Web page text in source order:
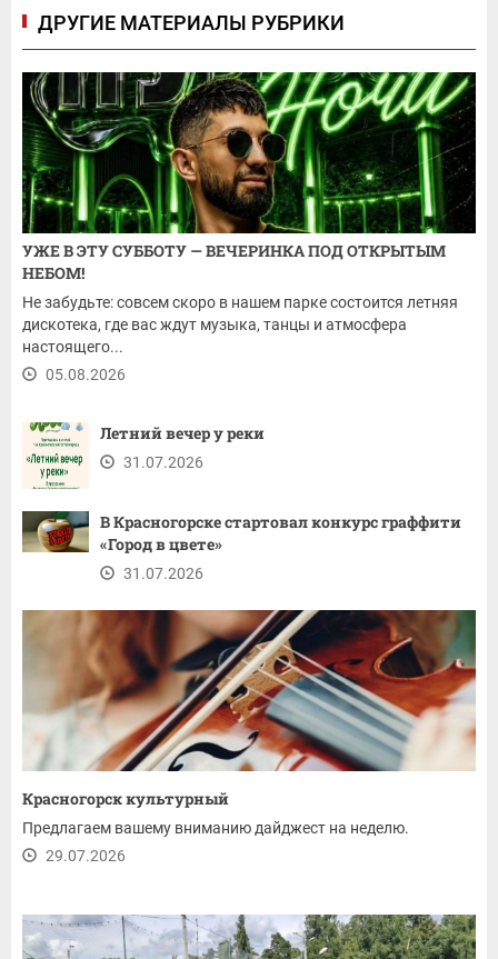
ДРУГИЕ МАТЕРИАЛЫ РУБРИКИ
УЖЕ В ЭТУ СУББОТУ — ВЕЧЕРИНКА ПОД ОТКРЫТЫМ
НЕБОМ!
Не забудьте: совсем скоро в нашем парке состоится летняя
дискотека, где вас ждут музыка, танцы и атмосфера
настоящего...
05.08.2026
Летний вечер у реки
31.07.2026
В Красногорске стартовал конкурс граффити
«Город в цвете»
31.07.2026
Красногорск культурный
Предлагаем вашему вниманию дайджест на неделю.
29.07.2026